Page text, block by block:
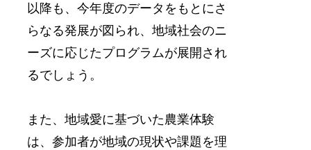
以降も、今年度のデータをもとにさ
らなる発展が図られ、地域社会のニ
ーズに応じたプログラムが展開され
るでしょう。
また、地域愛に基づいた農業体験
は、参加者が地域の現状や課題を理